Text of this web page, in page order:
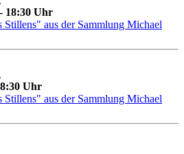
18:30 Uhr
aus der Sammlung Michael
Uhr
aus der Sammlung Michael